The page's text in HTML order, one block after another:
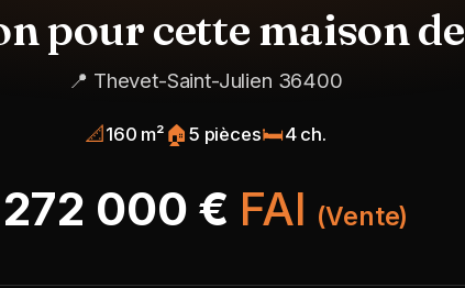
pour cette maison
📍 Thevet-Saint-Julien 36400
📐160 m² 🏠 5 pièces🛏️4 ch.
272 000 € FAI (Vente)